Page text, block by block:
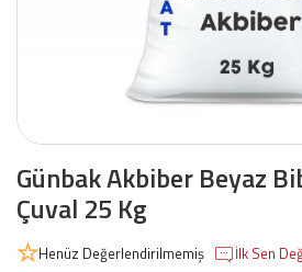
Günbak Akbiber Beyaz
Çuval 25 Kg
Henüz Değerlendirilmemiş İlk Sen